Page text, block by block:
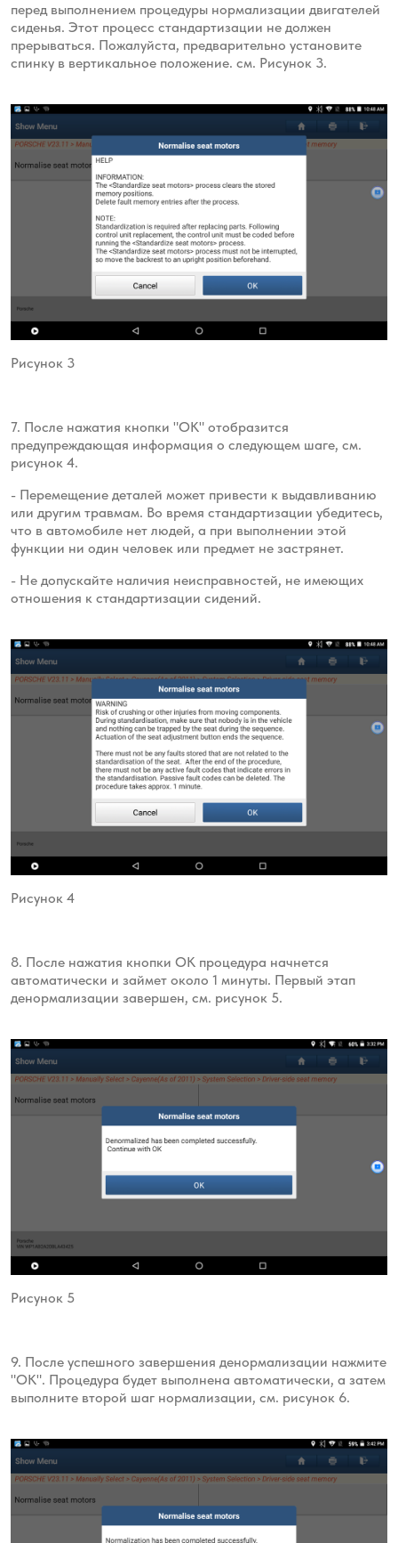
перед выполнением процедуры нормализации двигателей
сиденья. Этот процесс стандартизации не должен
прерываться. Пожалуйста, предварительно установите
спинку в вертикальное положение. см. Рисунок 3.
Рисунок 3
7. После нажатия кнопки "ОК" отобразится
предупреждающая информация о следующем шаге, см.
рисунок 4.
- Перемещение деталей может привести к выдавливанию
или другим травмам. Во время стандартизации убедитесь,
что в автомобиле нет людей, а при выполнении этой
функции ни один человек или предмет не застрянет.
- Не допускайте наличия неисправностей, не имеющих
отношения к стандартизации сидений.
Рисунок 4
8. После нажатия кнопки ОК процедура начнется
автоматически и займет около 1 минуты. Первый этап
денормализации завершен, см. рисунок 5.
Рисунок 5
9. После успешного завершения денормализации нажмите
"ОК". Процедура будет выполнена автоматически, а затем
выполните второй шаг нормализации, см. рисунок 6.